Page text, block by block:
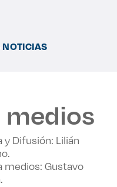
y Difusión: Lilián
medios: Gustavo